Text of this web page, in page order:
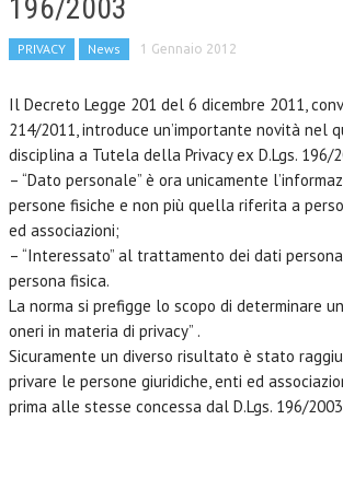
196/2003
PRIVACY News 1 Gennaio 2012
Il Decreto Legge 201 del 6 dicembre 2011,
214/2011, introduce un’importante novità nel
disciplina a Tutela della Privacy ex D.Lgs. 196/
– “Dato personale” è ora unicamente
persone fisiche e non più quella riferita a
ed associazioni;
– “Interessato” al trattamento dei dati
persona fisica.
La norma si prefigge lo scopo di determinare
oneri in materia di privacy” .
Sicuramente un diverso risultato è stato
privare le persone giuridiche, enti ed
prima alle stesse concessa dal D.Lgs. 196/